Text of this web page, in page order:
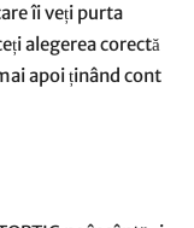
îi veți purta
alegerea corectă
apoi ținând cont